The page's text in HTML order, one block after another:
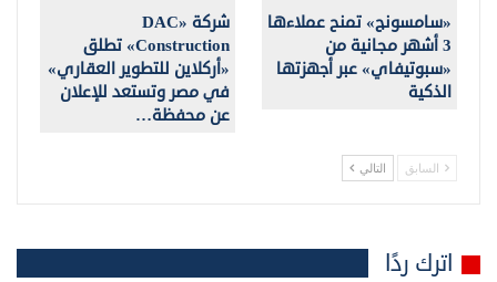
«سامسونج» تمنح عملاءها
3 أشهر مجانية من
«سبوتيفاي» عبر أجهزتها
الذكية
شركة «DAC
Construction» تطلق
«أركلاين للتطوير العقاري»
في مصر وتستعد للإعلان
عن محفظة…
السابق التالي
اترك ردًا